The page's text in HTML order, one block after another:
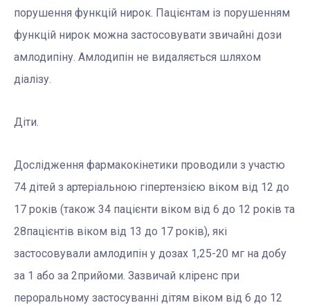
порушення функцій нирок. Пацієнтам із порушенням
функцій нирок можна застосовувати звичайні дози
амлодипіну. Амлодипін не видаляється шляхом
діалізу.
Діти.
Дослідження фармакокінетики проводили з участю
74 дітей з артеріальною гіпертензією віком від 12 до
17 років (також 34 пацієнти віком від 6 до 12 років та
28пацієнтів віком від 13 до 17 років), які
застосовували амлодипін у дозах 1,25-20 мг на добу
за 1 або за 2прийоми. Зазвичай кліренс при
пероральному застосуванні дітям віком від 6 до 12